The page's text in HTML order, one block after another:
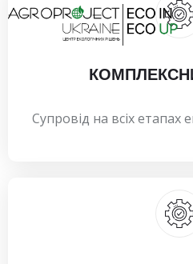
Супровід на всіх етапах